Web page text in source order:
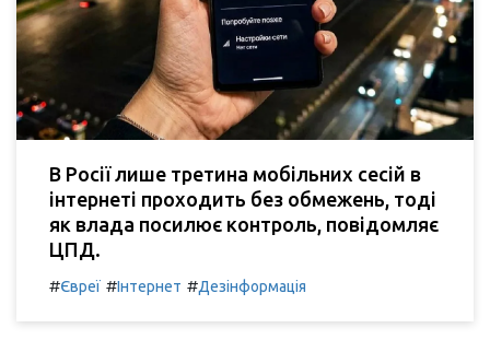
В Росії лише третина мобільних сесій в
інтернеті проходить без обмежень, тоді
як влада посилює контроль, повідомляє
ЦПД.
#Євреї #Інтернет #Дезінформація